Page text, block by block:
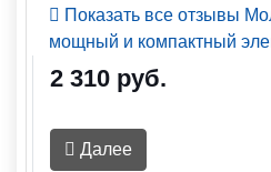
Показать все отзывы
мощный и компактный
2 310 руб.
Далее